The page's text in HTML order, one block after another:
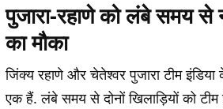
पुजारा-रहाणे को लंबे समय से
का मौका
जिंक्य रहाणे और चेतेश्वर पुजारा टीम इंडिया
एक हैं. लंबे समय से दोनों खिलाड़ियों को टीम